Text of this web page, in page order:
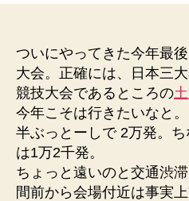
ついにやってきた今年最
大会。正確には、日本三
競技大会であるところの
今年こそは行きたいなと
半ぶっとーしで 2万発。
は1万2千発。
ちょっと遠いのと交通渋
間前から会場付近は事実